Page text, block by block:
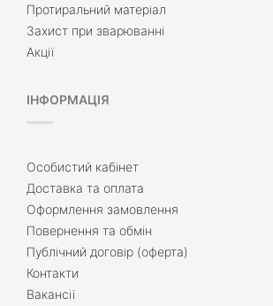
Протиральний матеріал
Захист при зварюванні
Акції
ІНФОРМАЦІЯ
Особистий кабінет
Доставка та оплата
Оформлення замовлення
Повернення та обмін
Публічний договір (оферта)
Контакти
Вакансії